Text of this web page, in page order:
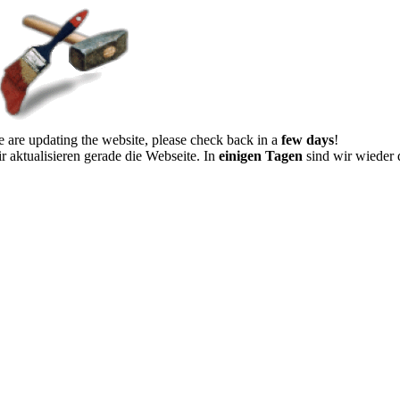
are updating the website, please check back in a few days!
aktualisieren gerade die Webseite. In einigen Tagen sind wir wieder